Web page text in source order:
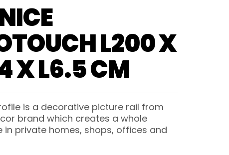
L200 X
X L6.5 CM
is a decorative picture rail from
brand which creates a whole
in private homes, shops, offices and